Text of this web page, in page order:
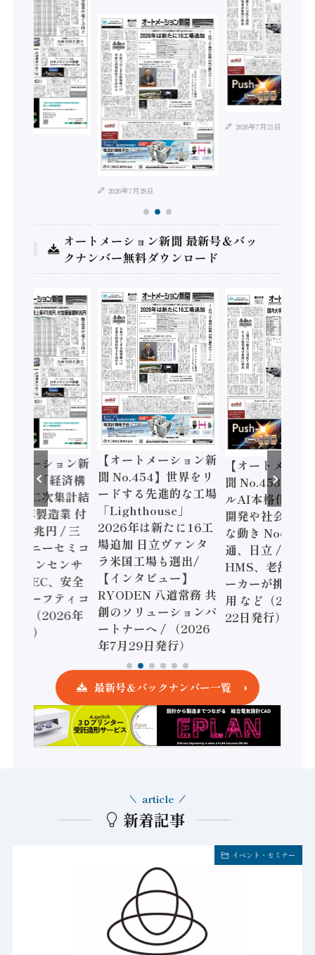
2026年7月28日
2026年7月21日
オートメーション新聞 最新号＆バッ
クナンバー無料ダウンロード
トメーション新
】「経済構
調査二次集計結
年製造業 付
額86兆円 / 三
とソニーセミコ
ジョンセンサ
/ IDEC、安全
すセーフティコ
ーラ（2026年
発行）
【オートメーション新
聞 No.454】世界をリ
ードする先進的な工場
「Lighthouse」
2026年は新たに16工
場追加 日立ヴァンタ
ラ米国工場も選出/
【インタビュー】
RYODEN 八道常務 共
創のソリューションパ
ートナーへ / （2026
年7月29日発行）
【オートメーシ
聞 No.453】フ
ルAI本格化へ
開発や社会実装
な動き Noetra
通、日立 / 兵神
HMS、老舗ポ
ーカーが挑むデ
用 など（2026
22日発行）
最新号＆バックナンバー一覧
新着記事
article
イベント・セミナー